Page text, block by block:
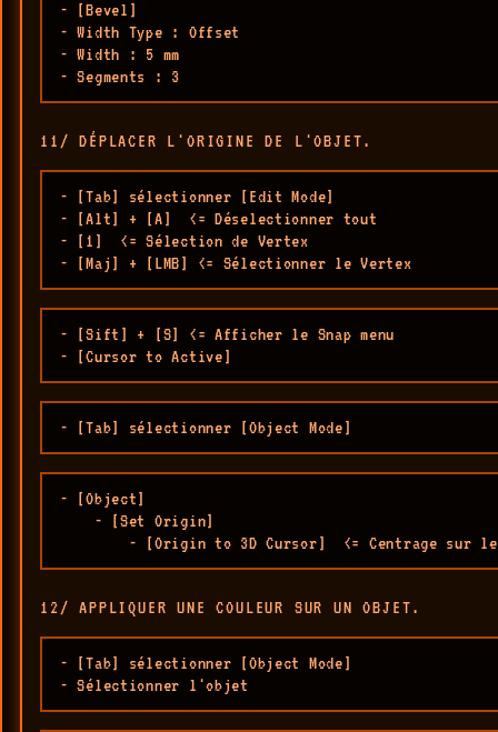
- [Bevel]
- Width Type : Offset
- Width : 5 mm
- Segments : 3
11/ DÉPLACER L'ORIGINE DE L'OBJET.
- [Tab] sélectionner [Edit Mode]
- [Alt] + [A]  <= Déselectionner tout
- [1]  <= Sélection de Vertex
- [Maj] + [LMB] <= Sélectionner le Vertex
- [Sift] + [S] <= Afficher le Snap menu
- [Cursor to Active]
- [Tab] sélectionner [Object Mode]
- [Object]
    - [Set Origin]
- [Origin to 3D Cursor]  <= Centrage sur
12/ APPLIQUER UNE COULEUR SUR UN OBJET.
- [Tab] sélectionner [Object Mode]
- Sélectionner l'objet